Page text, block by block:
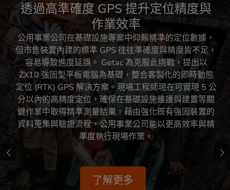
透過高準確度 GPS 提升定位精度與
作業效率
公用事業公司在基礎設施專案中仰賴精準的定位數據，
但市售裝置內建的標準 GPS 往往準確度與精度皆不足，
容易導致進度延誤。 Getac 為克服此挑戰，提出以
ZX10 強固型平板電腦為基礎，整合客製化的即時動態
定位 (RTK) GPS 解決方案。現場工程師現在可實現 5 公
分以內的高精度定位，確保在基礎設施維護與建置等關
鍵作業中取得精準測量結果。藉由強化既有強固裝置的
資料蒐集與驗證流程，公用事業公司能以更高效率與精
準度執行現場作業。
了解更多
在任何環境中提升能見度
現場工作人員經常在惡劣的室外環境中工作，強烈的陽
光、極端溫度和天候都可能影響設備能見度和效能。
為強固型設備選配 LumiBond 2.0 技術，此項專利解決
方案可提供市場上最高亮度的螢幕顯示效果（高達
1,500 尼特）。即使在嚴苛環境下，仍能確保螢幕清晰
可讀，確保現場工作人員即使面對惡劣天氣，也能準確
執行關鍵任務，例如判讀複雜的地圖、檢查基礎設施或
記錄現場數據資料等。
客製化 POGO 連接埠整合，支援多
模組擴充
在嚴苛的戶外環境中，現場團隊需要的不僅是標準 I/O
連接埠來穩定串接外接裝置。為解決傳統插入式介面在
震動與高頻使用下易磨損、鬆脫的問題，Getac 強固型
現場平板電腦導入客製化 POGO 連接埠 — 彈簧針連接
器 ( pogo pin )，可快速且穩固地連接無人機控制器、可
攜式印表機等配件。此連接埠方案能抗震，精簡作業流
程，並支援模組化裝置生態系統，全面提升現場作業效
率。
了解更多
透過熱檢測技術提升安全性、效率與
洞察力
將紅外線熱像儀模組整合至適用現場作業的強固型平板
電腦中，即可進行非接觸式、即時的溫度檢測；適用於
巡檢電力線路、變電站、變壓器、管線，亦可監測風力
渦輪機與太陽能發電廠等再生能源基礎設施。此功能可
加速且更安全地完成檢測，並在難以預測的戶外作業現
場，降低作業中斷的風險。
了解更多
強固的 Slide-to-shutdown 客製解決
方案
一家領先的能源公司技術人員經常因誤觸電源鍵而導致
平板電腦意外關機，造成資料遺失、通訊中斷與作業流
程受阻。為解決此問題，Getac 推出客製化「Slide-to-
shutdown」功能，要求使用者透過滑動手勢主動確認
關機操作。此軟體防護機制有效降低意外關機發生機
率，強化資料完整性，提升使用者安心度，並具備高擴
充性，可廣泛應用於全球團隊與多元產業。
了解更多
輕薄車用底座，最大化行動性與連接
效能
一家位於南澳的知名公用事業公司，需要為其車隊配備
精巧且耐用的車用底座，以支援在嚴苛環境下的重要電
力作業。最大的挑戰在於車用底座設計需能節省空間並
維持抗震性能，亦須在車內與現場使用間靈活切換天
線。Getac 為此開發出 ZX10 強固型平板電腦專用的輕
薄車用底座，配備實體 RF 切換器以彈性轉換內、外部
天線，並內建觸控筆插槽，進一步提升現場作業效率。
了解更多
強固型連線解決方案，全面提升礦區
安全與作業效率
在嚴苛的礦區環境中，微弱的 Wi-Fi 訊號與惡劣作業條
件常導致作業延誤並增加安全風險。Getac 為 F110 全
強固型平板電腦量身打造外接天線連接埠，並搭配
Poynting OMNI-785 外接天線，提供更強大且更長距離
的無線連線能力。此解決方案再搭配 Fitek Gear 胸掛包
即可實現免手持操作，有效提升行動力、安全性與即時
資料存取能力，協助礦業團隊在嚴峻環境中持續保持穩
定連線與高效運作。
了解更多